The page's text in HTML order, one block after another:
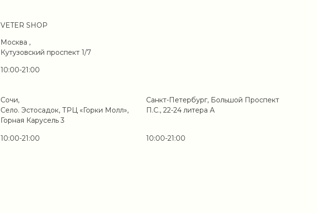
10:00-21:00
Санкт-Петербург, Большой Проспект
П.С., 22-24 литера А
10:00-21:00
Сочи,
Село. Эстосадок, ТРЦ «Горки Молл»,
Горная Карусель 3
VETER SHOP
Москва ,
Кутузовский проспект 1/7
10:00-21:00